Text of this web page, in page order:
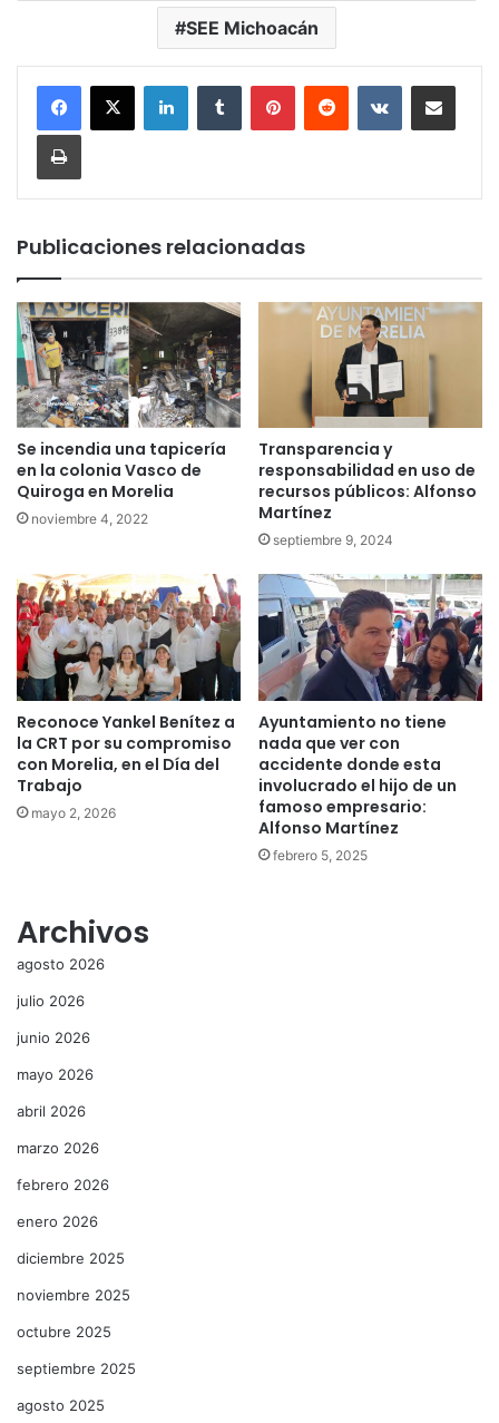
SEE Michoacán
LinkedInTumblr PinterestReddit VKontakteCompartir por
Imprimir
Publicaciones relacionadas
Se incendia una tapicería
en la colonia Vasco de
Quiroga en Morelia
noviembre 4, 2022
Transparencia y
responsabilidad en uso de
recursos públicos: Alfonso
Martínez
septiembre 9, 2024
Reconoce Yankel Benítez a
la CRT por su compromiso
con Morelia, en el Día del
Trabajo
mayo 2, 2026
Ayuntamiento no tiene
nada que ver con
accidente donde esta
involucrado el hijo de un
famoso empresario:
Alfonso Martínez
febrero 5, 2025
Archivos
agosto 2026
julio 2026
junio 2026
mayo 2026
abril 2026
marzo 2026
febrero 2026
enero 2026
diciembre 2025
noviembre 2025
octubre 2025
septiembre 2025
agosto 2025